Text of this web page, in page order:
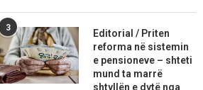
3
Editorial / Priten
reforma në sistemin
e pensioneve – shteti
mund ta marrë
shtyllën e dytë nga